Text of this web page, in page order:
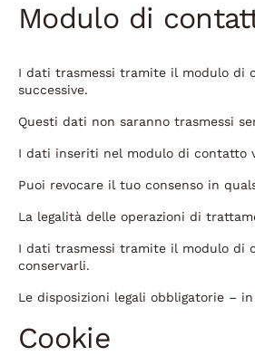
Modulo di
I dati trasmessi tramite il modulo di
successive.
Questi dati non saranno trasmessi
I dati inseriti nel modulo di contatto
Puoi revocare il tuo consenso in
La legalità delle operazioni di
I dati trasmessi tramite il modulo di
conservarli.
Le disposizioni legali obbligatorie –
Cookie